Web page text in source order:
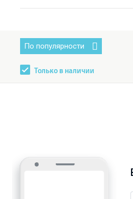
По популярности
Только в наличии